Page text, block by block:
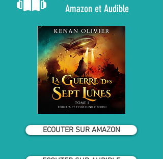
Amazon et Audible
ECOUTER SUR AMAZON